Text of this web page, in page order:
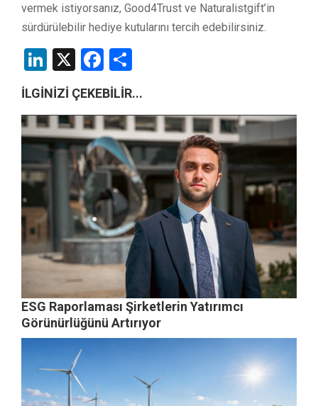
vermek istiyorsanız, Good4Trust ve Naturalistgift’in
sürdürülebilir hediye kutularını tercih edebilirsiniz.
LinkedIn
X Facebook
İLGİNİZİ ÇEKEBİLİR...
ESG Raporlaması Şirketlerin Yatırımcı
Görünürlüğünü Artırıyor